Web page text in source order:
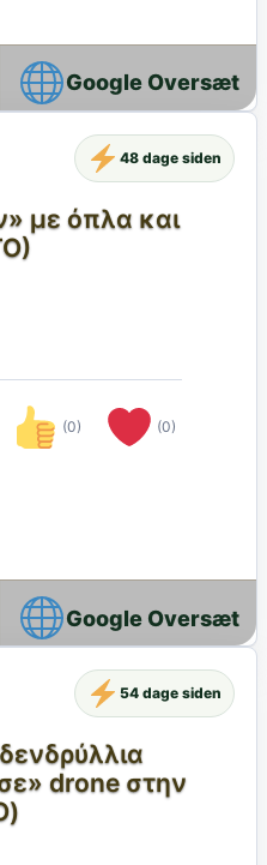
Google Oversæt
με όπλα και
(0) (0)
48 dage siden
Google Oversæt
drone στην
54 dage siden